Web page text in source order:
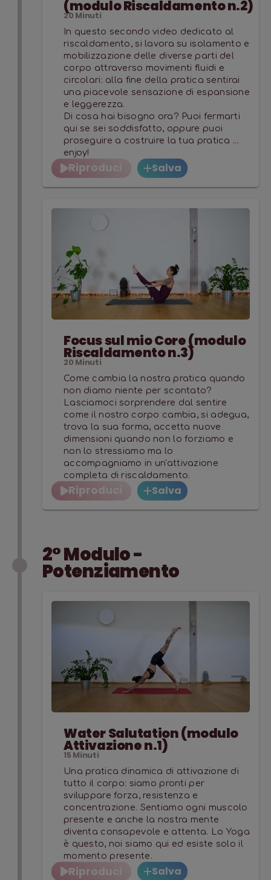
(modulo Riscaldamento n.2)
20 Minuti
In questo secondo video dedicato al
riscaldamento, si lavora su isolamento e
mobilizzazione delle diverse parti del
corpo attraverso movimenti fluidi e
circolari: alla fine della pratica sentirai
una piacevole sensazione di espansione
e leggerezza.
Di cosa hai bisogno ora? Puoi fermarti
qui se sei soddisfatto, oppure puoi
proseguire a costruire la tua pratica ...
enjoy!
Riproduci Salva
Focus sul mio Core (modulo
Riscaldamento n.3)
20 Minuti
Come cambia la nostra pratica quando
non diamo niente per scontato?
Lasciamoci sorprendere dal sentire
come il nostro corpo cambia, si adegua,
trova la sua forma, accetta nuove
dimensioni quando non lo forziamo e
non lo stressiamo ma lo
accompagniamo in un'attivazione
completa di riscaldamento.
Riproduci Salva
2° Modulo -
Potenziamento
Water Salutation (modulo
Attivazione n.1)
15 Minuti
Una pratica dinamica di attivazione di
tutto il corpo: siamo pronti per
sviluppare forza, resistenza e
concentrazione. Sentiamo ogni muscolo
presente e anche la nostra mente
diventa consapevole e attenta. Lo Yoga
è questo, noi siamo qui ed esiste solo il
momento presente.
Riproduci Salva